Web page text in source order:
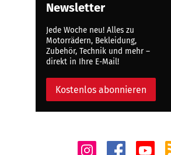
Newsletter
Jede Woche neu! Alles zu
Motorrädern, Bekleidung,
Zubehör, Technik und mehr –
direkt in Ihre E-Mail!
Kostenlos abonnieren